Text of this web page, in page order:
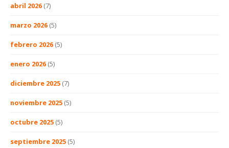
abril 2026 (7)
marzo 2026 (5)
febrero 2026 (5)
enero 2026 (5)
diciembre 2025 (7)
noviembre 2025 (5)
octubre 2025 (5)
septiembre 2025 (5)